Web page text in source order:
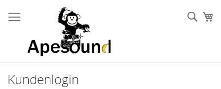
Inhalt
springen
Kundenlogin